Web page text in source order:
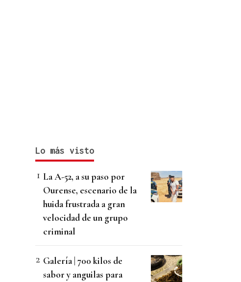
Lo más visto
La A-52, a su paso por
Ourense, escenario de la
huida frustrada a gran
velocidad de un grupo
criminal
Galería | 700 kilos de
sabor y anguilas para